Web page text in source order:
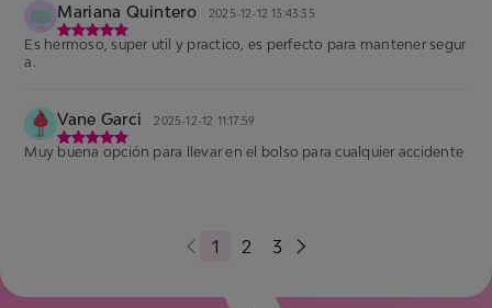
Mariana Quintero 2025-12-12 13:43:35
Es hermoso, super util y practico, es perfecto para mantener segur
a.
Vane Garci 2025-12-12 11:17:59
Muy buena opción para llevar en el bolso para cualquier accidente
1 2 3